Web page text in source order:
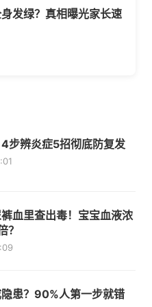
发绿？真相曝光家长速
步辨炎症5招彻底防复发
血里查出毒！宝宝血液浓
？
患？90%人第一步就错